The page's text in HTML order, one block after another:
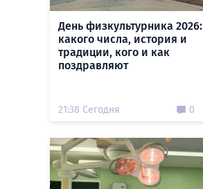
День физкультурника 2026:
какого числа, история и
традиции, кого и как
поздравляют
21:38 Сегодня 0